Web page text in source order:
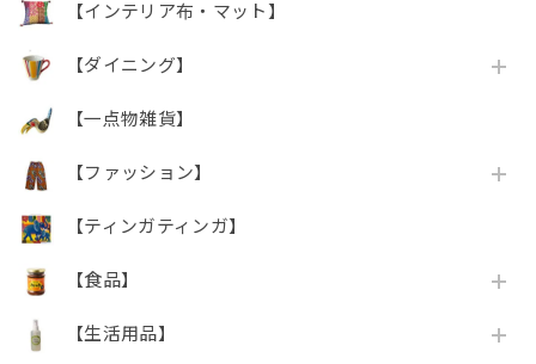
【インテリア布・マット】
【ダイニング】
【一点物雑貨】
【ファッション】
【ティンガティンガ】
【食品】
【生活用品】